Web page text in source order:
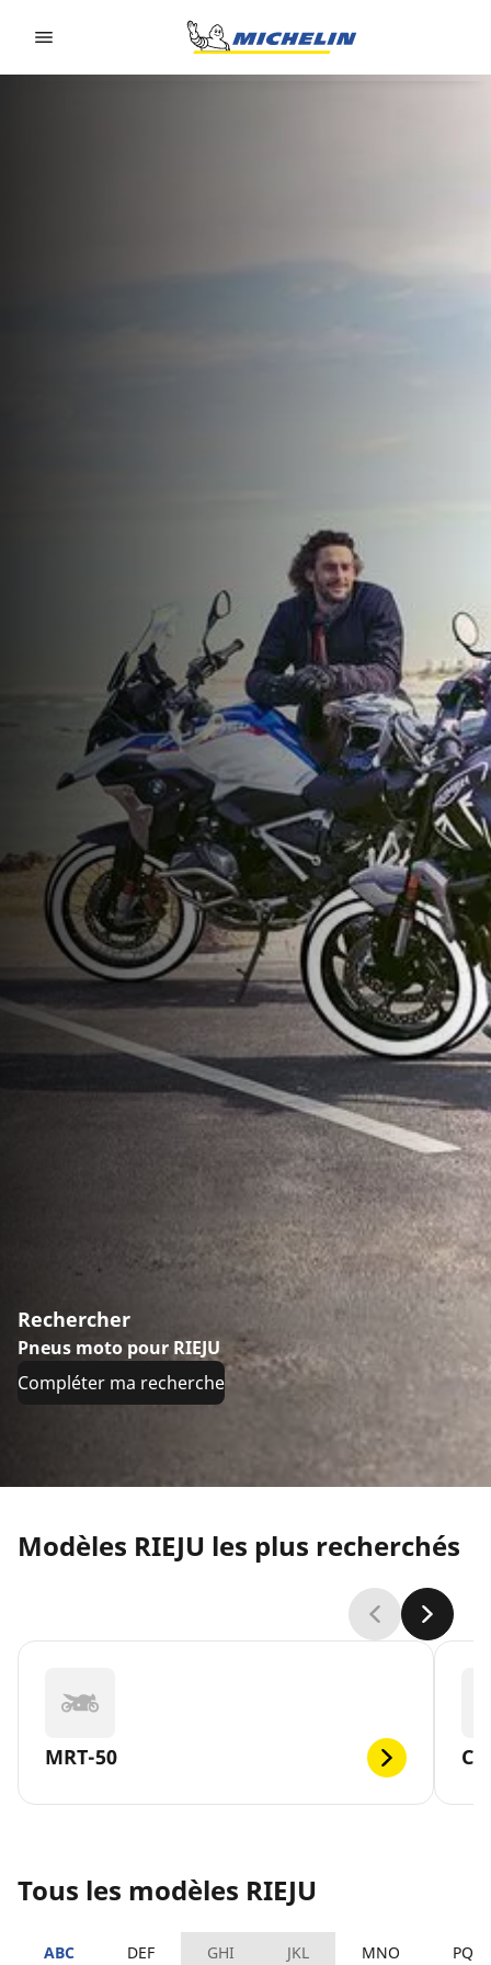
Rechercher
Pneus moto pour RIEJU
Compléter ma recherche
Modèles RIEJU les plus recherchés
MRT-50
Tous les modèles RIEJU
ABC DEF GHI JKL MNO PQRS